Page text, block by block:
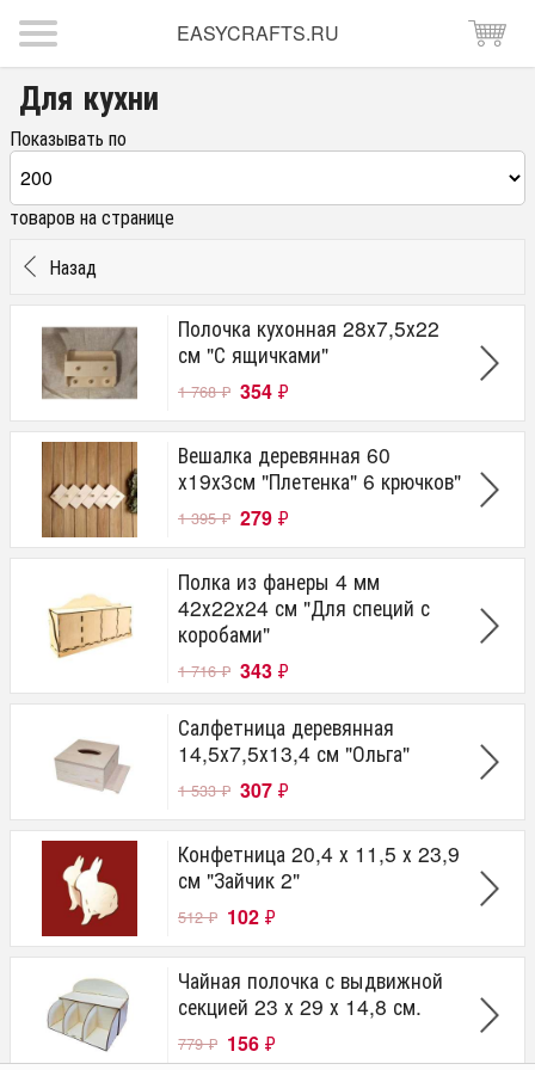
EASYCRAFTS.RU
Для кухни
Показывать по
товаров на странице
Назад
Полочка кухонная 28х7,5х22
см "С ящичками"
1 768₽ 354 ₽
Вешалка деревянная 60
х19х3см "Плетенка" 6 крючков"
1 395₽ 279 ₽
Полка из фанеры 4 мм
42х22х24 см "Для специй с
коробами"
1 716₽ 343 ₽
Салфетница деревянная
14,5х7,5х13,4 см "Ольга"
1 533₽ 307 ₽
Конфетница 20,4 х 11,5 х 23,9
см "Зайчик 2"
512₽ 102 ₽
Чайная полочка с выдвижной
секцией 23 х 29 х 14,8 см.
779₽ 156 ₽